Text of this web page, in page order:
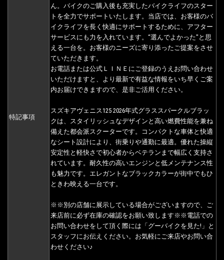
特記事項
ん。バイクのご購入後も充実したバイクライフのスター
トを全力でサポートいたします。当店では、お客様のバ
イクライフを長く快適にサポートするために、アフター
サービスにも力を入れています。“選んでよかった"と思
える一台を。お客様のニーズに寄り添ったご提案をさせ
ていただきます。
お電話または公式ＬＩＮＥにご登録のうえお問い合わせ
いただけますと、より最新で有益な情報をいち早くご案
内お届けできますので、是非ご活用ください。
スズキアヴェニス125 2026年式グラススパークルブラッ
クは、スタイリッシュなデザインと高い燃費性能を兼ね
備えた都会派スクーターです。コンパクトな車体と快適
なシート設計により、街乗りや通勤に最適。優れた操縦
安定性と軽快さで初心者からベテランまで幅広く支持さ
れています。耐久性の高いエンジンと低メンテナンス性
も魅力です。エレガントなブラックカラーが街中でもひ
ときわ映える一台です。
※※別の店舗に展示している場合がございますので、ご
来店前に必ず在庫の確認をお願い致します※※電話での
お問い合わせをして頂く際には「グーバイクを見た!」と
スタッフにお伝えください。お気軽にご来店やお問い合
わせください♪